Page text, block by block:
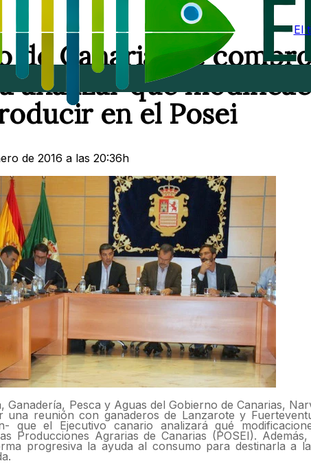
El
de Canarias se
analizar qué
en el Posei
de 2016 a las 20:36h
Ganadería, Pesca y Aguas del Gobierno de Canarias,
una reunión con ganaderos de Lanzarote y
que el Ejecutivo canario analizará qué
Producciones Agrarias de Canarias (POSEI).
progresiva la ayuda al consumo para destinarla a